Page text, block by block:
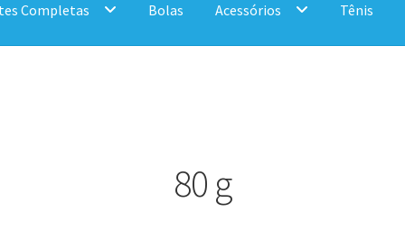
Completas Bolas Acessórios Tênis
80 g